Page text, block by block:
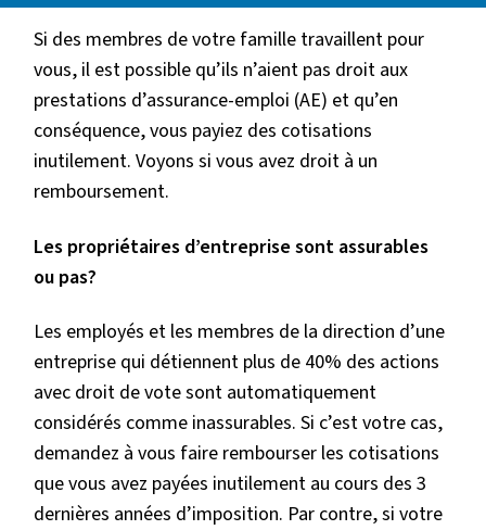
Si des membres de votre famille travaillent pour
vous, il est possible qu’ils n’aient pas droit aux
prestations d’assurance-emploi (AE) et qu’en
conséquence, vous payiez des cotisations
inutilement. Voyons si vous avez droit à un
remboursement.
Les propriétaires d’entreprise sont assurables
ou pas?
Les employés et les membres de la direction d’une
entreprise qui détiennent plus de 40% des actions
avec droit de vote sont automatiquement
considérés comme inassurables. Si c’est votre cas,
demandez à vous faire rembourser les cotisations
que vous avez payées inutilement au cours des 3
dernières années d’imposition. Par contre, si votre